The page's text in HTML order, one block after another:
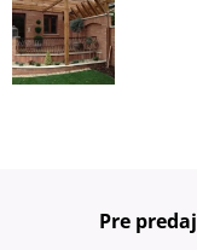
Pre